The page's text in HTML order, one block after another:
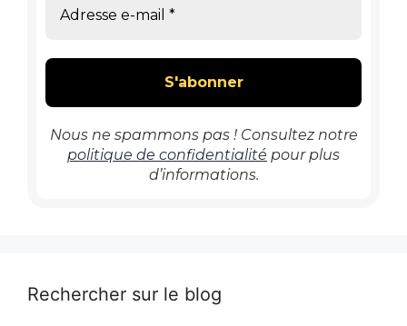
Nous ne spammons pas ! Consultez notre
politique de confidentialité pour plus
d’informations.
Rechercher sur le blog